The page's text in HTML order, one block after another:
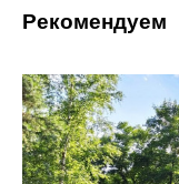
Рекомендуем